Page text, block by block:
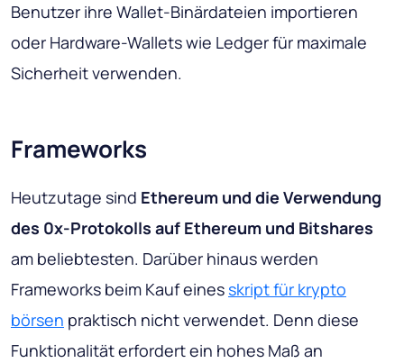
Benutzer ihre Wallet-Binärdateien importieren
oder Hardware-Wallets wie Ledger für maximale
Sicherheit verwenden.
Frameworks
Heutzutage sind Ethereum und die Verwendung
des 0x-Protokolls auf Ethereum und Bitshares
am beliebtesten. Darüber hinaus werden
Frameworks beim Kauf einesskript für krypto
börsen praktisch nicht verwendet. Denn diese
Funktionalität erfordert ein hohes Maß an